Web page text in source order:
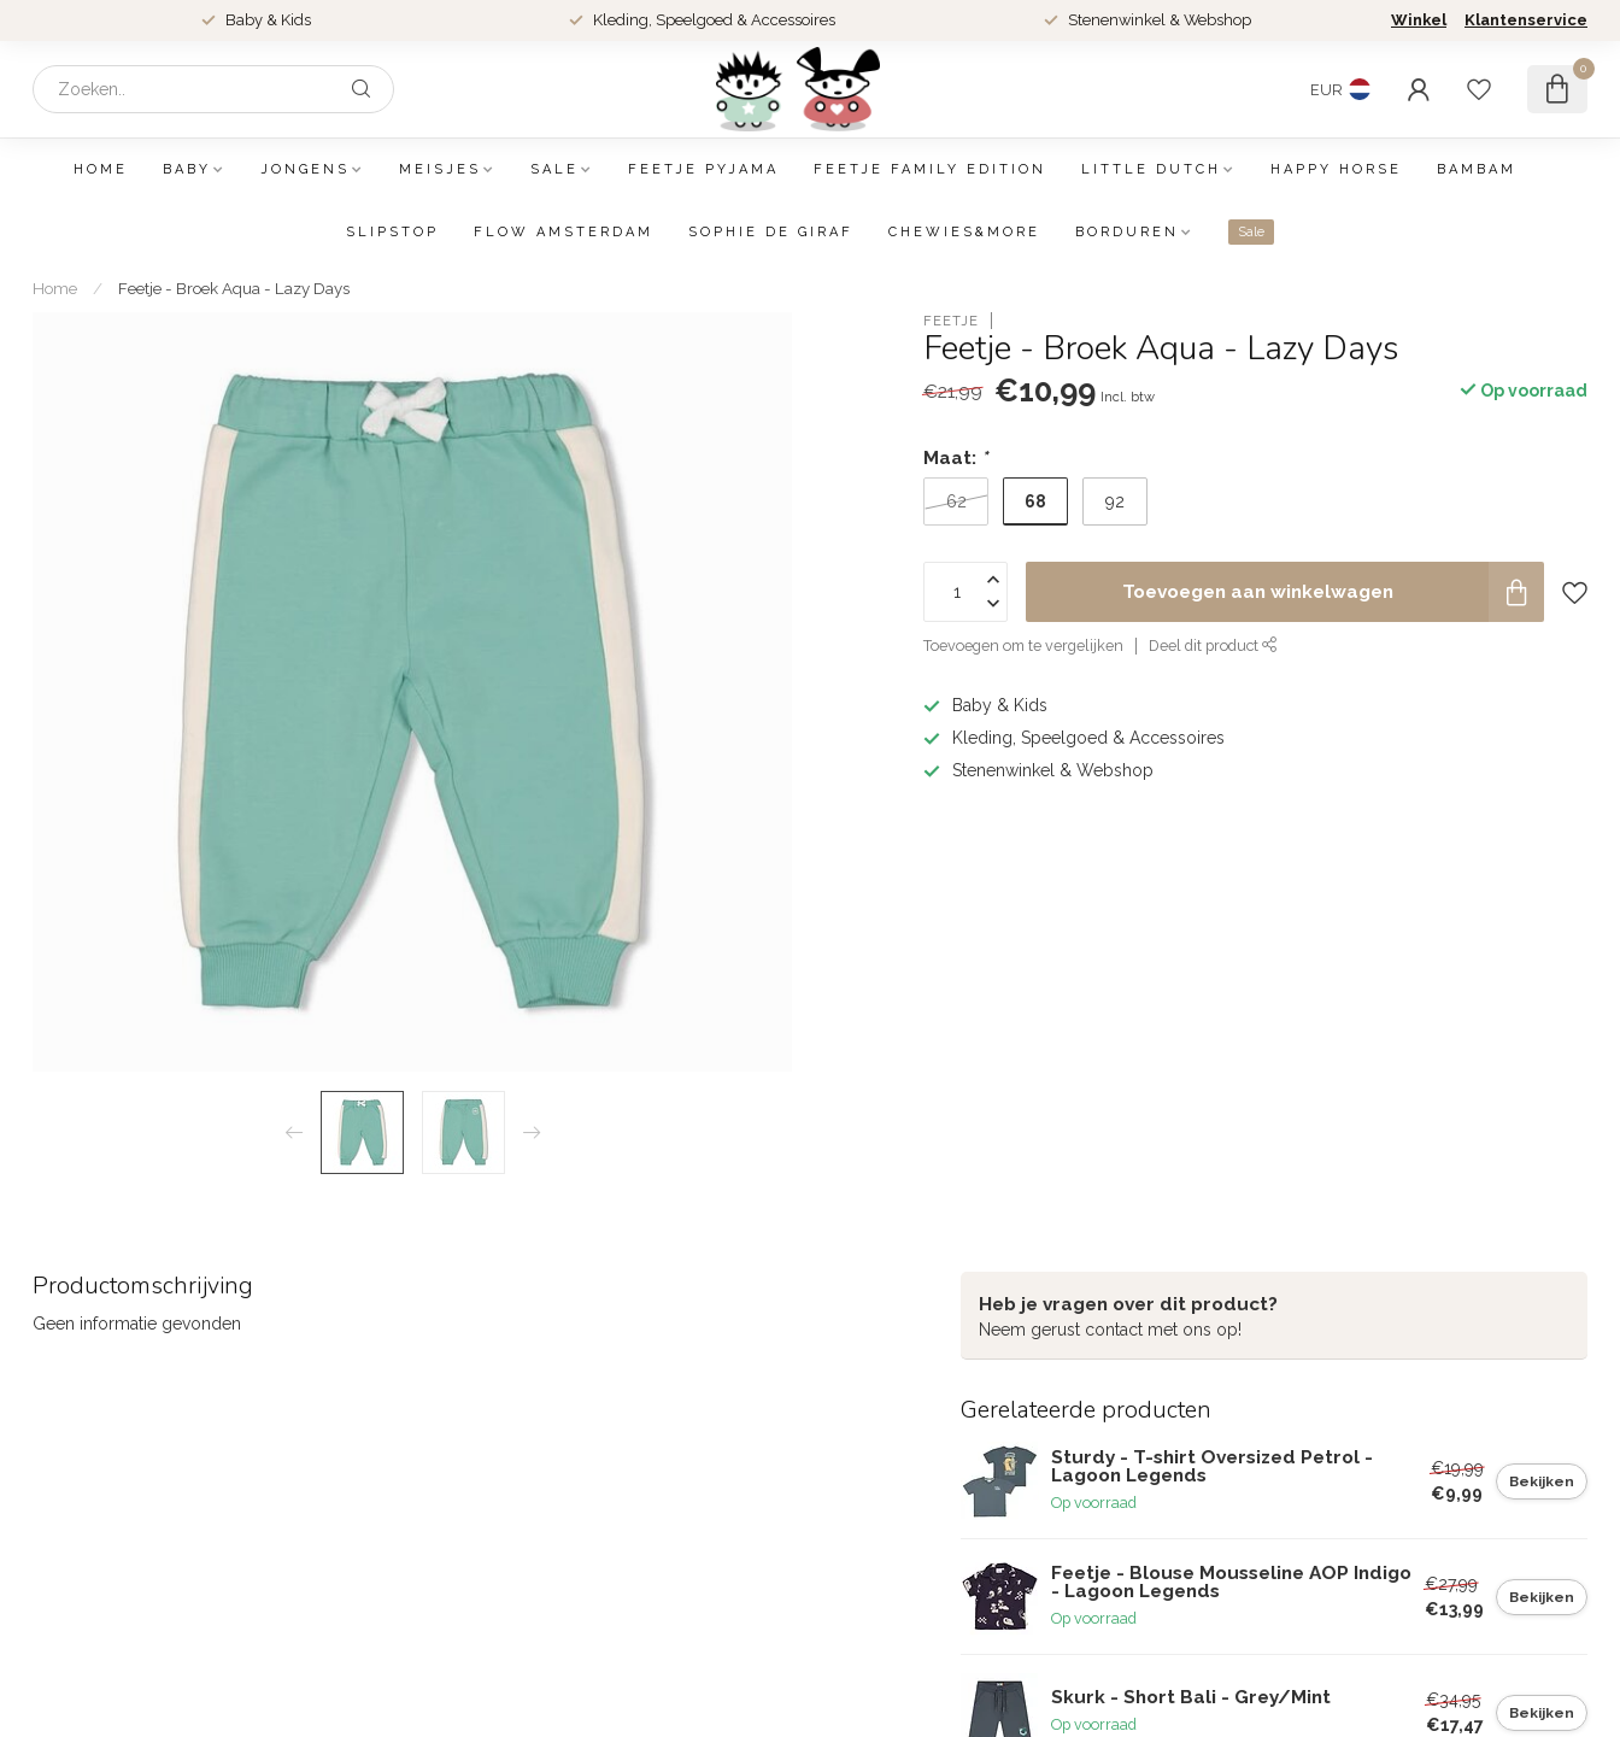
Baby & Kids Kleding, Speelgoed & Accessoires Stenenwinkel & Webshop Winkel Klantenservice
EUR
0
HOME BABY JONGENS MEISJES SALE FEETJE PYJAMA FEETJE FAMILY EDITION LITTLE DUTCH HAPPY HORSE BAMBAM
SLIPSTOP FLOW AMSTERDAM SOPHIE DE GIRAF CHEWIES&MORE BORDUREN Sale
Home / Feetje - Broek Aqua - Lazy Days
FEETJE
Feetje - Broek Aqua - Lazy Days
€21,99 €10,99 Incl. btw Op voorraad
Maat: *
62 68 92
Toevoegen aan winkelwagen
Toevoegen om te vergelijken Deel dit product
Baby & Kids
Kleding, Speelgoed & Accessoires
Stenenwinkel & Webshop
Productomschrijving
Geen informatie gevonden
Heb je vragen over dit product?
Neem gerust contact met ons op!
Gerelateerde producten
Sturdy - T-shirt Oversized Petrol -
Lagoon Legends
Op voorraad
€19,99
€9,99
Bekijken
Feetje - Blouse Mousseline AOP Indigo
- Lagoon Legends
Op voorraad
€27,99
€13,99
Bekijken
Skurk - Short Bali - Grey/Mint
Op voorraad
€34,95
€17,47
Bekijken